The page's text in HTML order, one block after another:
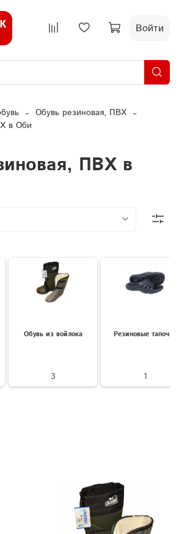
Войти
Обувь резиновая, ПВХ
в Оби
ПВХ в
Обувь из войлока
3
Резиновые тапочки
1